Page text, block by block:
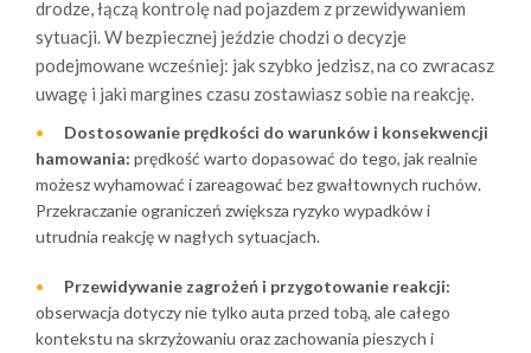
drodze, łączą kontrolę nad pojazdem z przewidywaniem
sytuacji. W bezpiecznej jeździe chodzi o decyzje
podejmowane wcześniej: jak szybko jedzisz, na co zwracasz
uwagę i jaki margines czasu zostawiasz sobie na reakcję.
Dostosowanie prędkości do warunków i konsekwencji
hamowania: prędkość warto dopasować do tego, jak realnie
możesz wyhamować i zareagować bez gwałtownych ruchów.
Przekraczanie ograniczeń zwiększa ryzyko wypadków i
utrudnia reakcję w nagłych sytuacjach.
Przewidywanie zagrożeń i przygotowanie reakcji:
obserwacja dotyczy nie tylko auta przed tobą, ale całego
kontekstu na skrzyżowaniu oraz zachowania pieszych i